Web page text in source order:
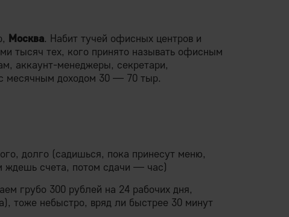
Москва. Набит тучей офисных центров и
тысяч тех, кого принято называть офисным
аккаунт-менеджеры, секретари,
месячным доходом 30 — 70 тыр.
долго (садишься, пока принесут меню,
ждешь счета, потом сдачи — час)
грубо 300 рублей на 24 рабочих дня,
тоже небыстро, вряд ли быстрее 30 минут